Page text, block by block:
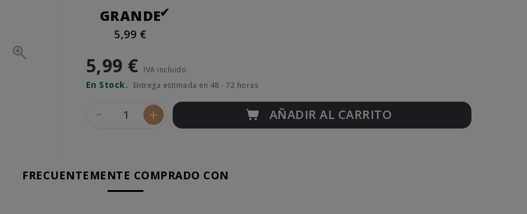
GRANDE
5,99 €
5,99 € IVA incluido
En Stock. Entrega estimada en 48 - 72 horas
- + AÑADIR AL CARRITO
FRECUENTEMENTE COMPRADO CON